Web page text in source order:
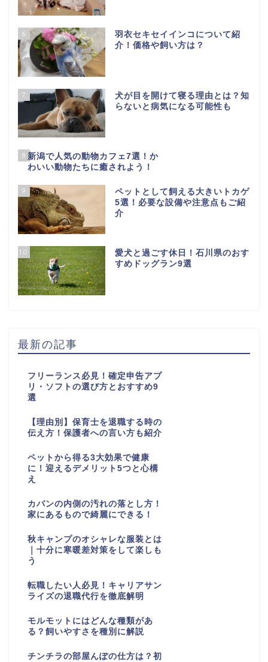
6
羽衣セキセイインコについて紹
介！価格や飼い方は？
7
犬が目を開けて寝る理由とは？知
らないと病気になる可能性も
8 新潟で人気の動物カフェ7選！か
わいい動物たちに癒されよう！
9
ペットとして飼える大きいトカゲ
5選！必要な設備や注意点もご紹
介
10
愛犬と過ごす休日！石川県のおす
すめドッグラン9選
最新の記事
フリーランス必見！確定申告アプ
リ・ソフトの選び方とおすすめ9
選
【理由別】保育士を退職する時の
伝え方！保護者への言い方も紹介
ペットから得る3大効果で健康
に！迎えるデメリット5つと心構
え
カバンの内側の汚れの落とし方！
家にあるもので綺麗にできる！
秋キャンプのオシャレな服装とは
｜十分に寒暖差対策をして楽しも
う
転職したい人必見！キャリアサン
ライズの退職代行を徹底解明
モルモットにはどんな種類があ
る？飼いやすさを種別に解説
チンチラの部屋んぽの仕方は？初